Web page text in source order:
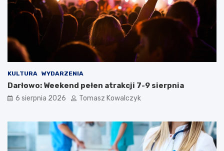
KULTURA WYDARZENIA
Darłowo: Weekend pełen atrakcji 7-9 sierpnia
6 sierpnia 2026 Tomasz Kowalczyk